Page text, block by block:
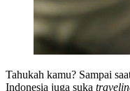
Tahukah kamu? Sampai
Indonesia juga suka